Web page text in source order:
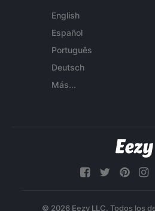
English
Español
Português
Deutsch
Más...
© 2026 Eezy LLC. Todos los